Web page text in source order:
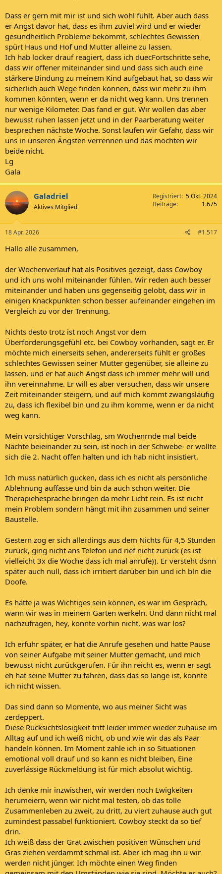
Dass er gern mit mir ist und sich wohl fühlt. Aber auch dass
er Angst davor hat, dass es ihm zuviel wird und er wieder
gesundheitlich Probleme bekommt, schlechtes Gewissen
spürt Haus und Hof und Mutter alleine zu lassen.
Ich hab locker drauf reagiert, dass ich duecFortschritte sehe,
dass wir offener miteinander sind und dass sich auch eine
stärkere Bindung zu meinem Kind aufgebaut hat, so dass wir
sicherlich auch Wege finden können, dass wir mehr zu ihm
kommen könnten, wenn er da nicht weg kann. Uns trennen
nur wenige Kilometer. Das fand er gut. Wir wollen das aber
bewusst ruhen lassen jetzt und in der Paarberatung weiter
besprechen nächste Woche. Sonst laufen wir Gefahr, dass wir
uns in unseren Ängsten verrennen und das möchten wir
beide nicht.
Lg
Gala
Galadriel
Aktives Mitglied
Registriert 5 Okt. 2024
Beiträge
1.675
18 Apr. 2026 #1.517
Hallo alle zusammen,
der Wochenverlauf hat als Positives gezeigt, dass Cowboy
und ich uns wohl miteinander fühlen. Wir reden auch besser
miteinander und haben uns gegenseitig gelobt, dass wir in
einigen Knackpunkten schon besser aufeinander eingehen im
Vergleich zu vor der Trennung.
Nichts desto trotz ist noch Angst vor dem
Überforderungsgefühl etc. bei Cowboy vorhanden, sagt er. Er
möchte mich einerseits sehen, andererseits fühlt er großes
schlechtes Gewissen seiner Mutter gegenüber, sie alleine zu
lassen, und er hat auch Angst dass ich immer mehr will und
ihn vereinnahme. Er will es aber versuchen, dass wir unsere
Zeit miteinander steigern, und auf mich kommt zwangsläufig
zu, dass ich flexibel bin und zu ihm komme, wenn er da nicht
weg kann.
Mein vorsichtiger Vorschlag, sm Wochenrnde mal beide
Nächte beieinander zu sein, ist noch in der Schwebe- er wollte
sich die 2. Nacht offen halten und ich hab nicht insistiert.
Ich muss natürlich gucken, dass ich es nicht als persönliche
Ablehnung auffasse und bin da auch schon weiter. Die
Therapiehespräche bringen da mehr Licht rein. Es ist nicht
mein Problem sondern hängt mit ihn zusammen und seiner
Baustelle.
Gestern zog er sich allerdings aus dem Nichts für 4,5 Stunden
zurück, ging nicht ans Telefon und rief nicht zurück (es ist
vielleicht 3x die Woche dass ich mal anrufe)). Er versteht dsnn
später auch null, dass ich irritiert darüber bin und ich bln die
Doofe.
Es hätte ja was Wichtiges sein können, es war im Gespräch,
wann wir was in meinem Garten werkeln. Und dann nicht mal
nachzufragen, hey, konnte vorhin nicht, was war los?
Ich erfuhr später, er hat die Anrufe gesehen und hatte Pause
von seiner Aufgabe mit seiner Mutter gemacht, und mich
bewusst nicht zurückgerufen. Für ihn reicht es, wenn er sagt
eh hat seine Mutter zu fahren, dass das so lange ist, konnte
ich nicht wissen.
Das sind dann so Momente, wo aus meiner Sicht was
zerdeppert.
Diese Rücksichtslosigkeit tritt leider immer wieder zuhause im
Alltag auf und ich weiß nicht, ob und wie wir das als Paar
händeln können. Im Moment zahle ich in so Situationen
emotional voll drauf und so kann es nicht bleiben, Eine
zuverlässige Rückmeldung ist für mich absolut wichtig.
Ich denke mir inzwischen, wir werden noch Ewigkeiten
herumeiern, wenn wir nicht mal testen, ob das tolle
Zusammenleben zu zweit, zu dritt, zu viert zuhause auch gut
zumindest passabel funktioniert. Cowboy steckt da so tief
drin.
Ich weiß dass der Grat zwischen positiven Wünschen und
Gras ziehen verdammt schmal ist. Aber ich mag ihn u wir
werden nicht jünger. Ich möchte einen Weg finden